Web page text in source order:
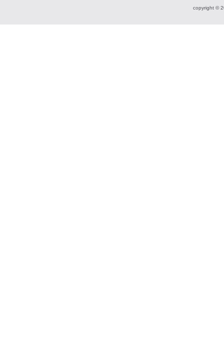
copyright ©